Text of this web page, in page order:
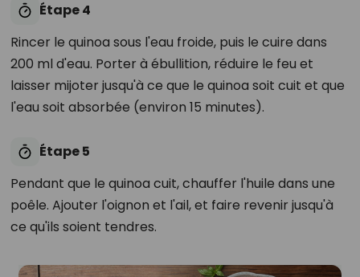
Étape 4
Rincer le quinoa sous l'eau froide, puis le cuire dans
200 ml d'eau. Porter à ébullition, réduire le feu et
laisser mijoter jusqu'à ce que le quinoa soit cuit et que
l'eau soit absorbée (environ 15 minutes).
Étape 5
Pendant que le quinoa cuit, chauffer l'huile dans une
poêle. Ajouter l'oignon et l'ail, et faire revenir jusqu'à
ce qu'ils soient tendres.